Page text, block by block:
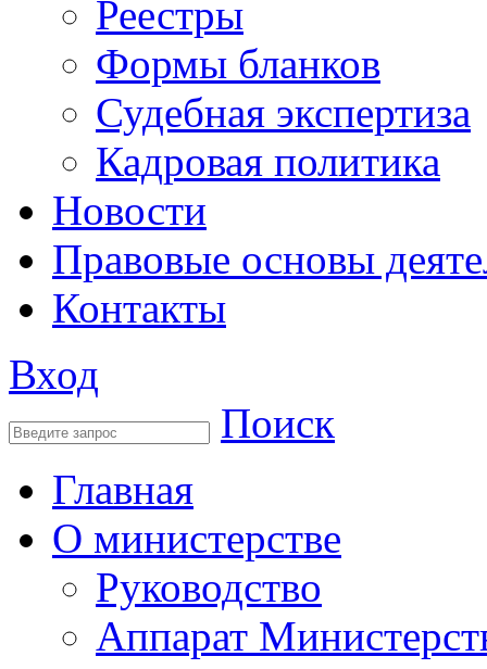
Реестры
Формы бланков
Судебная экспертиза
Кадровая политика
Новости
Правовые основы
Контакты
Вход
Поиск
Главная
О министерстве
Руководство
Аппарат